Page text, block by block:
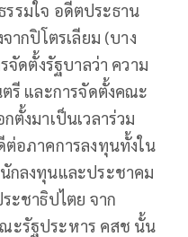
รมใจ อดีตประธาน
ากปิโตรเลียม (บาง
จัดตั้งรัฐบาลว่า ความ
รี และการจัดตั้งคณะ
ตั้งมาเป็นเวลาร่วม
ต่อภาคการลงทุนทั้งใน
กลงทุนและประชาคม
ะชาธิปไตย จาก
ะรัฐประหาร คสช นั้น